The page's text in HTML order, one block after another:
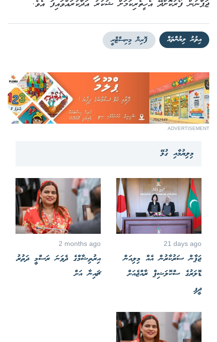
ޖަޕާނުން ފޯރުކޮށްދޭ އެހީތެރިކަމަށް ޝުކުރު އަދާކުރައްވައިފަ އެވެ.
އިތުރު ލިޔުންތައް ފޮރިން މިނިސްޓްރީ
ADVERTISEMENT
މިލިޔުމާއި ގުޅޭ
21 days ago
ޖަޕާން ސަރުކާރުން އެއް މިލިއަން
ޑޮލަރުގެ ސްކޮލަޝިޕް ރާއްޖެއަށް
ދީފި
2 months ago
އިރުތިޝާމްގެ ދެވަނަ ރަސްމީ ދަތުރު
ޗައިނާ އަށް